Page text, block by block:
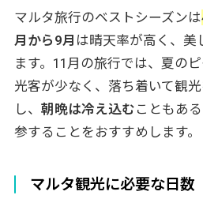
チップの習慣
WiFiとSIM
日曜日の営業時間
マルタ旅行はトラベル・
まとめ
マルタ旅行のベストシーズンは
月から9月 は晴天率が高く、美
ます。11月の旅行では、夏の
光客が少なく、落ち着いて観
し、 朝晩は冷え込む こともあ
参することをおすすめします。
マルタ観光に必要な日数